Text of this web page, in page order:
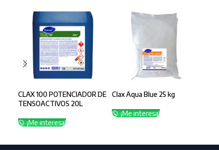
CLAX 100 POTENCIADOR DE
TENSOACTIVOS 20L
¡Me interesa!
Clax Aqua Blue 25 kg
¡Me interesa!